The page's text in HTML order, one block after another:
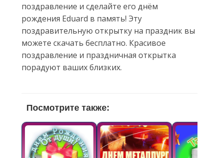
поздравление и сделайте его днём
рождения Eduard в память! Эту
поздравительную открытку на праздник вы
можете скачать бесплатно. Красивое
поздравление и праздничная открытка
порадуют ваших близких.
Посмотрите также: